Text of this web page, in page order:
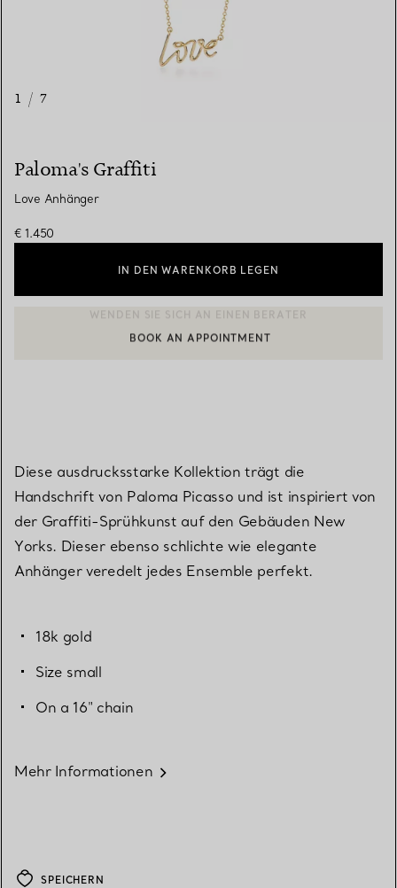
1 / 7
Paloma's Graffiti
Love Anhänger
€ 1.450
IN DEN WARENKORB LEGEN
EINEN KUNDENBERATER KONTAKTIEREN ODER EINEN
BOOK AN APPOINTMENT
Diese ausdrucksstarke Kollektion trägt die
Handschrift von Paloma Picasso und ist inspiriert von
der Graffiti-Sprühkunst auf den Gebäuden New
Yorks. Dieser ebenso schlichte wie elegante
Anhänger veredelt jedes Ensemble perfekt.
18k gold
Size small
On a 16" chain
Mehr Informationen
SPEICHERN